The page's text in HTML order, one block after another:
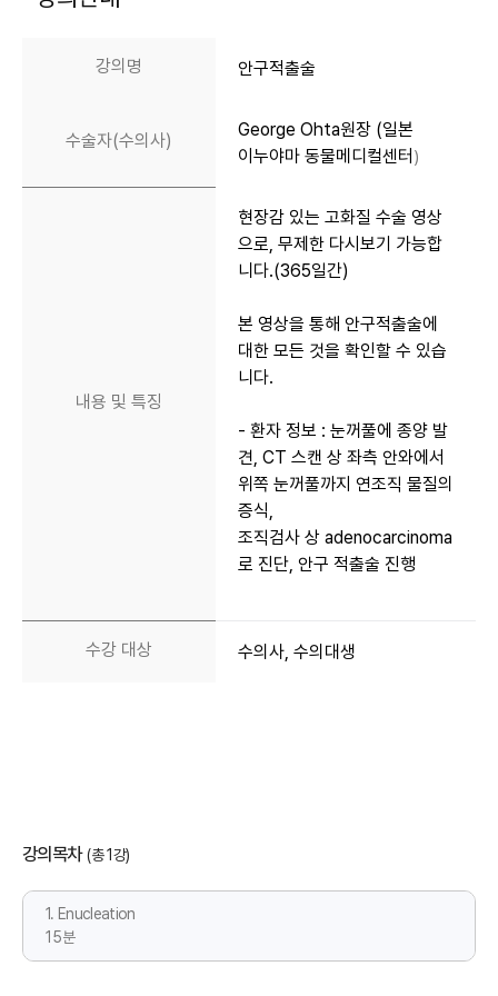
강의명 안구적출술
수술자(수의사)
George Ohta원장 (일본
이누야마 동물메디컬센터 )
내용 및 특징
현장감 있는 고화질 수술 영상
으로, 무제한 다시보기 가능합
니다.(365일간)
본 영상을 통해 안구적출술에
대한 모든 것을 확인할 수 있습
니다.
- 환자 정보 : 눈꺼풀에 종양 발
견, CT 스캔 상 좌측 안와에서
위쪽 눈꺼풀까지 연조직 물질의
증식,
조직검사 상 adenocarcinoma
로 진단, 안구 적출술 진행
수강 대상 수의사, 수의대생
강의목차 (총 1강)
1. Enucleation
15분